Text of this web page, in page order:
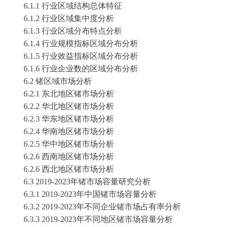
6.1.1 行业区域结构总体特征
6.1.2 行业区域集中度分析
6.1.3 行业区域分布特点分析
6.1.4 行业规模指标区域分布分析
6.1.5 行业效益指标区域分布分析
6.1.6 行业企业数的区域分布分析
6.2 锗区域市场分析
6.2.1 东北地区锗市场分析
6.2.2 华北地区锗市场分析
6.2.3 华东地区锗市场分析
6.2.4 华南地区锗市场分析
6.2.5 华中地区锗市场分析
6.2.6 西南地区锗市场分析
6.2.6 西北地区锗市场分析
6.3 2019-2023年锗市场容量研究分析
6.3.1 2019-2023年中国锗市场容量分析
6.3.2 2019-2023年不同企业锗市场占有率分析
6.3.3 2019-2023年不同地区锗市场容量分析